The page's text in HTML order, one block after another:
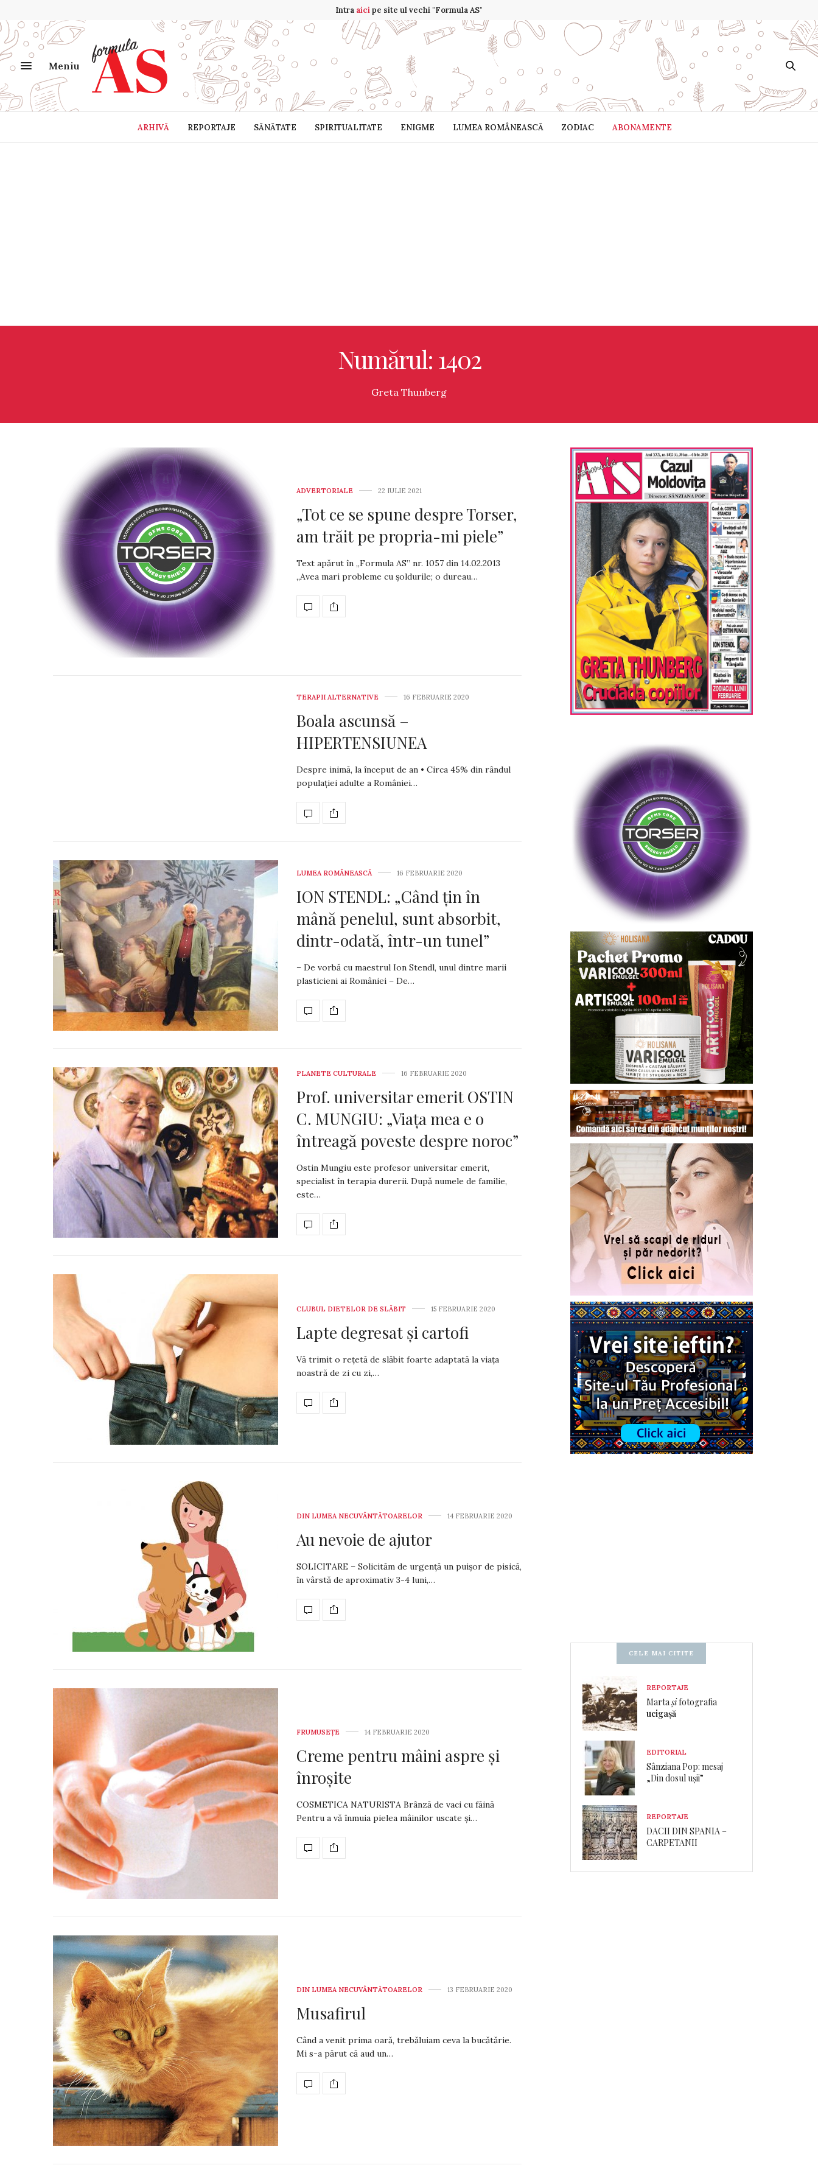
Intra aicipe site ul vechi "Formula AS"
Meniu
ARHIVĂ REPORTAJE SĂNĂTATE SPIRITUALITATE ENIGME LUMEA ROMÂNEASCĂ ZODIAC ABONAMENTE
Numărul: 1402
Greta Thunberg
ADVERTORIALE 22 IULIE 2021
„Tot ce se spune despre Torser,
am trăit pe propria-mi piele”
Text apărut în „Formula AS” nr. 1057 din­ 14.02.2013
„Avea mari probleme cu şoldurile; o dureau…
TERAPII ALTERNATIVE 16 FEBRUARIE 2020
Boala ascunsă –
HIPERTENSIUNEA
Despre inimă, la început de an • Circa 45% din rândul
populației adulte a României…
LUMEA ROMÂNEASCĂ 16 FEBRUARIE 2020
ION STENDL: „Când țin în
mână penelul, sunt absorbit,
dintr-odată, într-un tunel”
– De vorbă cu maestrul Ion Stendl, unul dintre marii
plasticieni ai României – De…
PLANETE CULTURALE 16 FEBRUARIE 2020
Prof. universitar emerit OSTIN
C. MUNGIU: „Viața mea e o
întreagă poveste despre noroc”
Ostin Mungiu este profesor universitar emerit,
specialist în terapia durerii. După numele de fa­milie,
este…
CLUBUL DIETELOR DE SLĂBIT 15 FEBRUARIE 2020
Lapte degresat și cartofi
Vă trimit o rețetă de slăbit foar­te adaptată la viața
noas­tră de zi cu zi,…
DIN LUMEA NECUVÂNTĂTOARELOR 14 FEBRUARIE 2020
Au nevoie de ajutor
SOLICITARE – Solicităm de ur­gen­ță un puișor de pi­sică,
în vârstă de apro­ximativ 3-4 luni,…
FRUMUSEȚE 14 FEBRUARIE 2020
Creme pentru mâini aspre și
înroșite
COSMETICA NATURISTA Brânză de vaci cu făină
Pentru a vă înmuia pie­lea mâi­nilor uscate și…
DIN LUMEA NECUVÂNTĂTOARELOR 13 FEBRUARIE 2020
Musafirul
Când a venit prima oară, tre­băluiam ceva la bucă­tărie.
Mi s-a părut că aud un…
CELE MAI CITITE
REPORTAJE
Martașifotografia
ucigașă
EDITORIAL
Sânziana Pop: mesaj
„Din dosul ușii”
REPORTAJE
DACII DIN SPANIA –
CARPETANII